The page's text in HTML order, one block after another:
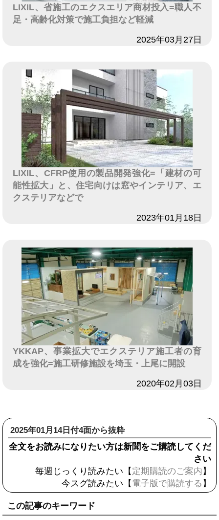
LIXIL、省施工のエクスエリア商材投入=職人不
足・高齢化対策で施工負担など軽減
2025年03月27日
LIXIL、CFRP使用の製品開発強化=「建材の可
能性拡大」と、住宅向けは窓やインテリア、エ
クステリアなどで
2023年01月18日
YKKAP、事業拡大でエクステリア施工者の育
成を強化=施工研修施設を埼玉・上尾に開設
2020年02月03日
2025年01月14日付4面から抜粋
全文をお読みになりたい方は新聞をご購読してくだ
さい
毎週じっくり読みたい【 定期購読のご案内 】
今スグ読みたい【 電子版で購読する 】
この記事のキーワード